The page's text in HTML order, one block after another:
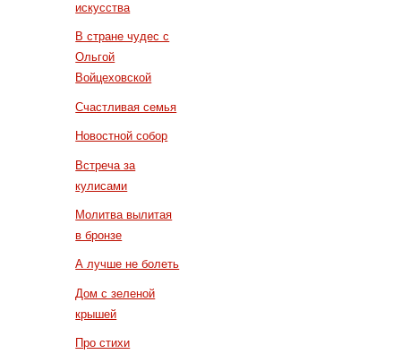
искусства
В стране чудес с
Ольгой
Войцеховской
Счастливая семья
Новостной собор
Встреча за
кулисами
Молитва вылитая
в бронзе
А лучше не болеть
Дом с зеленой
крышей
Про стихи